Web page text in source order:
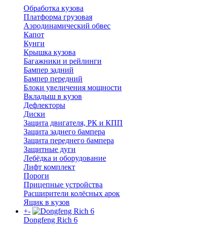
Обработка кузова
Платформа грузовая
Аэродинамический обвес
Капот
Кунги
Крышка кузова
Багажники и рейлинги
Бампер задний
Бампер передний
Блоки увеличения мощности
Вкладыш в кузов
Дефлекторы
Диски
Защита двигателя, РК и КПП
Защита заднего бампера
Защита переднего бампера
Защитные дуги
Лебёдка и оборудование
Лифт комплект
Пороги
Прицепные устройства
Расширители колёсных арок
Ящик в кузов
+-
Dongfeng Rich 6